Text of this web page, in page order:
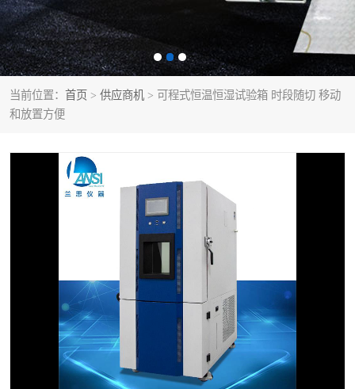
当前位置： 首页 > 供应商机 > 可程式恒温恒湿试验箱 时段随切 移动
和放置方便